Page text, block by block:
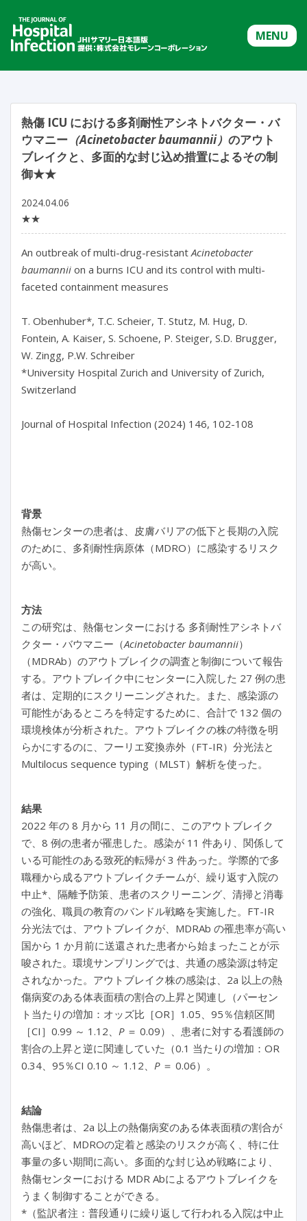
MENU
熱傷 ICU における多剤耐性アシネトバクター・バ
ウマニー （Acinetobacter baumannii） のアウト
ブレイクと、多面的な封じ込め措置によるその制
御★★
2024.04.06
★★
An outbreak of multi-drug-resistant Acinetobacter
baumannii on a burns ICU and its control with multi-
faceted containment measures
T. Obenhuber*, T.C. Scheier, T. Stutz, M. Hug, D.
Fontein, A. Kaiser, S. Schoene, P. Steiger, S.D. Brugger,
W. Zingg, P.W. Schreiber
*University Hospital Zurich and University of Zurich,
Switzerland
Journal of Hospital Infection (2024) 146, 102-108
背景
熱傷センターの患者は、皮膚バリアの低下と長期の入院
のために、多剤耐性病原体（MDRO）に感染するリスク
が高い。
方法
この研究は、熱傷センターにおける 多剤耐性アシネトバ
クター・バウマニー（Acinetobacter baumannii）
（MDRAb）のアウトブレイクの調査と制御について報告
する。アウトブレイク中にセンターに入院した 27 例の患
者は、定期的にスクリーニングされた。また、感染源の
可能性があるところを特定するために、合計で 132 個の
環境検体が分析された。アウトブレイクの株の特徴を明
らかにするのに、フーリエ変換赤外（FT-IR）分光法と
Multilocus sequence typing（MLST）解析を使った。
結果
2022 年の 8 月から 11 月の間に、このアウトブレイク
で、8 例の患者が罹患した。感染が 11 件あり、関係して
いる可能性のある致死的転帰が 3 件あった。学際的で多
職種から成るアウトブレイクチームが、繰り返す入院の
中止*、隔離予防策、患者のスクリーニング、清掃と消毒
の強化、職員の教育のバンドル戦略を実施した。FT-IR
分光法では、アウトブレイクが、MDRAb の罹患率が高い
国から 1 か月前に送還された患者から始まったことが示
唆された。環境サンプリングでは、共通の感染源は特定
されなかった。アウトブレイク株の感染は、2a 以上の熱
傷病変のある体表面積の割合の上昇と関連し（パーセン
ト当たりの増加：オッズ比［OR］1.05、95％信頼区間
［CI］0.99 ～ 1.12、 P ＝ 0.09）、患者に対する看護師の
割合の上昇と逆に関連していた（0.1 当たりの増加：OR
0.34、95％CI 0.10 ～ 1.12、 P ＝ 0.06）。
結論
熱傷患者は、2a 以上の熱傷病変のある体表面積の割合が
高いほど、MDROの定着と感染のリスクが高く、特に仕
事量の多い期間に高い。多面的な封じ込め戦略により、
熱傷センターにおける MDR Abによるアウトブレイクを
うまく制御することができる。
*（監訳者注：普段通りに繰り返して行われる入院は中止